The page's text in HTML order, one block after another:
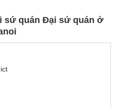
sứ quán Đại sứ quán ở